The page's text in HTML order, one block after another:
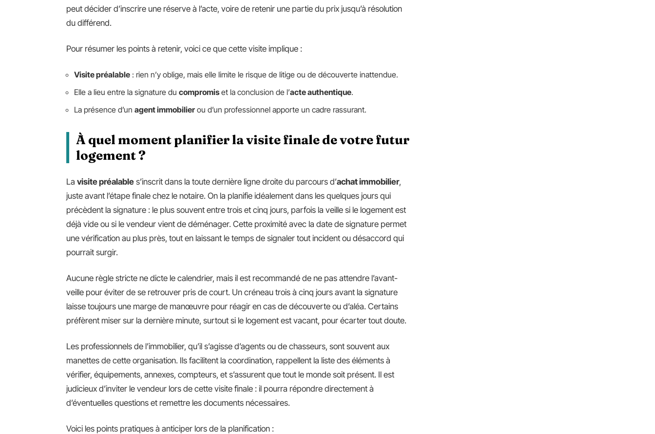
peut décider d’inscrire une réserve à l’acte, voire de retenir une partie du prix jusqu’à résolution
du différend.
Pour résumer les points à retenir, voici ce que cette visite implique :
Visite préalable : rien n’y oblige, mais elle limite le risque de litige ou de découverte inattendue.
Elle a lieu entre la signature du compromis et la conclusion de l’acte authentique.
La présence d’un agent immobilier ou d’un professionnel apporte un cadre rassurant.
À quel moment planifier la visite finale de votre futur
logement ?
La visite préalable s’inscrit dans la toute dernière ligne droite du parcours d’achat immobilier,
juste avant l’étape finale chez le notaire. On la planifie idéalement dans les quelques jours qui
précèdent la signature : le plus souvent entre trois et cinq jours, parfois la veille si le logement est
déjà vide ou si le vendeur vient de déménager. Cette proximité avec la date de signature permet
une vérification au plus près, tout en laissant le temps de signaler tout incident ou désaccord qui
pourrait surgir.
Aucune règle stricte ne dicte le calendrier, mais il est recommandé de ne pas attendre l’avant-
veille pour éviter de se retrouver pris de court. Un créneau trois à cinq jours avant la signature
laisse toujours une marge de manœuvre pour réagir en cas de découverte ou d’aléa. Certains
préfèrent miser sur la dernière minute, surtout si le logement est vacant, pour écarter tout doute.
Les professionnels de l’immobilier, qu’il s’agisse d’agents ou de chasseurs, sont souvent aux
manettes de cette organisation. Ils facilitent la coordination, rappellent la liste des éléments à
vérifier, équipements, annexes, compteurs, et s’assurent que tout le monde soit présent. Il est
judicieux d’inviter le vendeur lors de cette visite finale : il pourra répondre directement à
d’éventuelles questions et remettre les documents nécessaires.
Voici les points pratiques à anticiper lors de la planification :